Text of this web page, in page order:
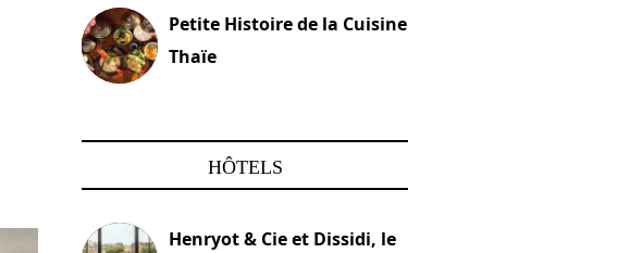
Petite Histoire de la Cuisine
Thaïe
HÔTELS
Henryot & Cie et Dissidi, le